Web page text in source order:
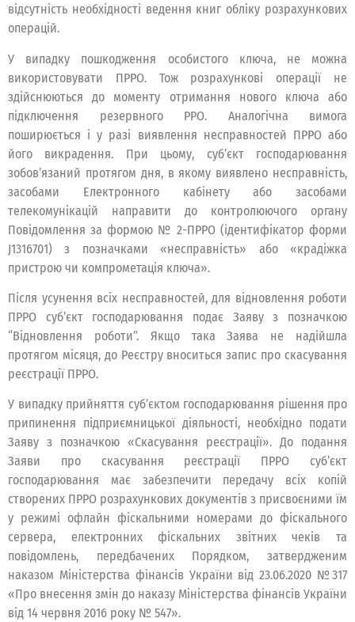
відсутність необхідності ведення книг обліку розрахункових
операцій.
У випадку пошкодження особистого ключа, не можна
використовувати ПРРО. Тож розрахункові операції не
здійснюються до моменту отримання нового ключа або
підключення резервного РРО. Аналогічна вимога
поширюється і у разі виявлення несправностей ПРРО або
його викрадення. При цьому, суб’єкт господарювання
зобов’язаний протягом дня, в якому виявлено несправність,
засобами Електронного кабінету або засобами
телекомунікацій направити до контролюючого органу
Повідомлення за формою № 2-ПРРО (ідентифікатор форми
J1316701) з позначками «несправність» або «крадіжка
пристрою чи компрометація ключа».
Після усунення всіх несправностей, для відновлення роботи
ПРРО суб’єкт господарювання подає Заяву з позначкою
“Відновлення роботи”. Якщо така Заява не надійшла
протягом місяця, до Реєстру вноситься запис про скасування
реєстрації ПРРО.
У випадку прийняття суб’єктом господарювання рішення про
припинення підприємницької діяльності, необхідно подати
Заяву з позначкою «Скасування реєстрації». До подання
Заяви про скасування реєстрації ПРРО суб’єкт
господарювання має забезпечити передачу всіх копій
створених ПРРО розрахункових документів з присвоєними їм
у режимі офлайн фіскальними номерами до фіскального
сервера, електронних фіскальних звітних чеків та
повідомлень, передбачених Порядком, затвердженим
наказом Міністерства фінансів України від 23.06.2020 №317
«Про внесення змін до наказу Міністерства фінансів України
від 14 червня 2016 року № 547».